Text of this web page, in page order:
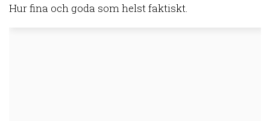
Hur fina och goda som helst faktiskt.